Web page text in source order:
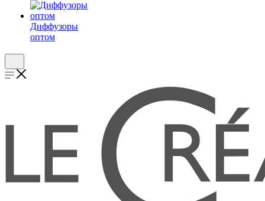
Диффузоры
оптом